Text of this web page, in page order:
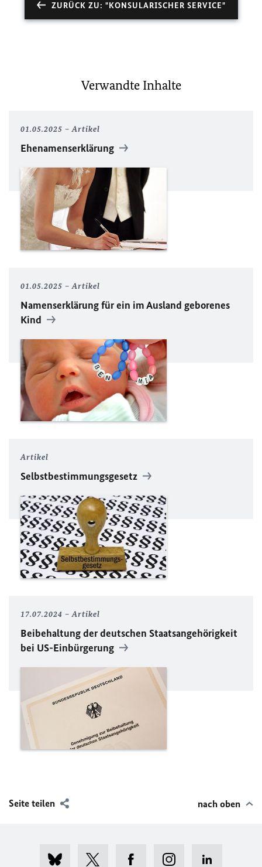
ZURÜCK ZU: "KONSULARISCHER SERVICE"
Verwandte Inhalte
01.05.2025 Artikel
Ehenamenserklärung
01.05.2025 Artikel
Namenserklärung für ein im Ausland geborenes
Kind
Artikel
Selbstbestimmungsgesetz
17.07.2024 Artikel
Beibehaltung der deutschen Staatsangehörigkeit
bei US-Einbürgerung
Seite teilen nach oben